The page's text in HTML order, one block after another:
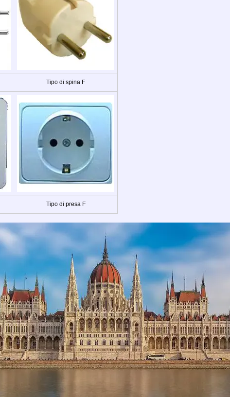
Tipo di spina F
Tipo di presa F